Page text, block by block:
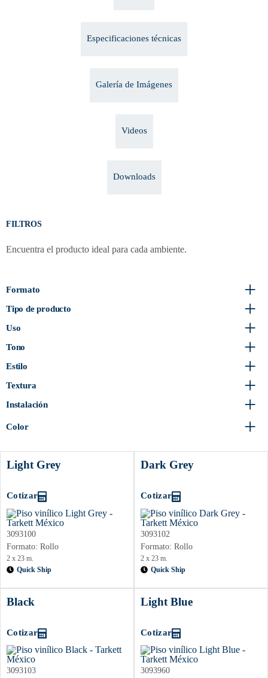
Especificaciones técnicas
Galería de Imágenes
Videos
Downloads
FILTROS
Encuentra el producto ideal para cada ambiente.
Formato
Tipo de producto
Uso
Tono
Estilo
Textura
Instalación
Color
Light Grey
Cotizar
3093100
Formato: Rollo
2 x 23 m.
Quick Ship
Dark Grey
Cotizar
3093102
Formato: Rollo
2 x 23 m.
Quick Ship
Black
Cotizar
3093103
Light Blue
Cotizar
3093960